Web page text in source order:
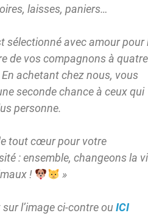
laisses, paniers…
sélectionné avec amour pour
de vos compagnons à quatre
achetant chez nous, vous
seconde chance à ceux qui
personne.
tout cœur pour votre
: ensemble, changeons la
!
»
sur l’image ci-contre ouICI